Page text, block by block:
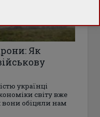
Як
українці
світу вже
вони обіцяли нам